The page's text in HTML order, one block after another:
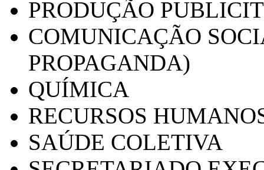
PRODUÇÃO
COMUNICAÇÃO
PROPAGANDA)
QUÍMICA
RECURSOS
SAÚDE COLETIVA